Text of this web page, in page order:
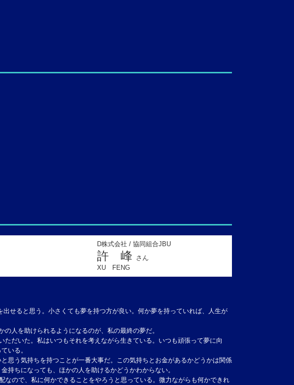
D株式会社 / 協同組合JBU
許 峰 さん
XU FENG
せると思う。小さくても夢を持つ方が良い。何か夢を持っていれば、人生が
人を助けられるようになるのが、私の最終の夢だ。
だいた。私はいつもそれを考えながら生きている。いつも頑張って夢に向
いる。
思う気持ちを持つことが一番大事だ。この気持ちとお金があるかどうかは関係
持ちになっても、ほかの人を助けるかどうかわからない。
ので、私に何かできることをやろうと思っている。微力ながらも何かできれ